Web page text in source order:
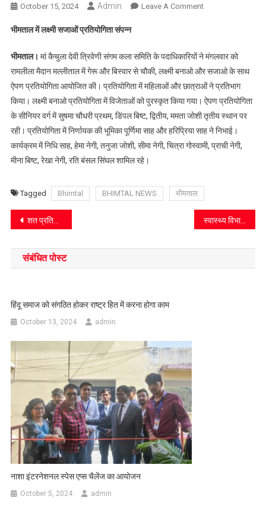
October 15, 2024 Admin Leave A CommentOn
से
बनाएं
ऐपण
भीमताल में लक्ष्मी सजाओं प्रतियोगिता संपन्न
भीमताल। मां कैचुला देवी त्रिवेणी संगम कला समिति के पदाधिकारियों ने मंगलवार को
रामलीला मैदान मल्लीताल में गेरू और बिस्वार से चौकी, लक्ष्मी बनाओ और सजाओ के साथ
ऐपण प्रतियोगिता आयोजित की। प्रतियोगिता में महिलाओं और छात्राओं ने प्रतिभाग
किया। लक्ष्मी बनाओ प्रतियोगिता में विजेताओं को पुरस्कृत किया गया। ऐपण प्रतियोगिता
के सीनियर वर्ग में सुषमा चौधरी प्रथम, डिंपल बिष्ट, द्वितीय, ममता जोशी तृतीय स्थान पर
रही। प्रतियोगिता में निर्णायक की भूमिका पूर्णिमा साह और हरिप्रिया साह ने निभाई।
कार्यक्रम में निधि साह, हेमा नेगी, तनुजा जोशी, सीमा नेगी, चित्रा गोस्वामी, प्राची नेगी,
मीना बिष्ट, रेखा नेगी, रति बंसल सिंघल शामिल रहे।
Tagged Bhimtal BHIMTAL NEWS भीमताल
Post
navigation
शत प्रतिशत आधार सीडिंग नहीं हुई तो बंद हो जाएगी पेंशन स्वास्थ्य विभाग की टीम ने ग्रामीणों की जांच
संबंधित पोस्ट
हिंदू समाज को संगठित होकर राष्ट्र हित में करना होगा काम
October 13, 2024 admin
नाशा इंटरनेशनल स्पेस एप्स चैलेंज का आयोजन
October 5, 2024 admin